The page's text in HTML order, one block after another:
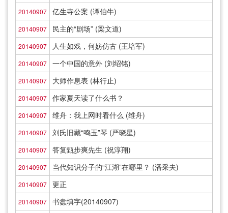
20140907 亿生寺公案 (谭伯牛)
20140907 民主的“剧场” (梁文道)
20140907 人生如戏，何妨仿古 (王培军)
20140907 一个中国的意外 (刘绍铭)
20140907 大师作息表 (林行止)
20140907 作家夏天读了什么书？
20140907 维舟：我上网时看什么 (维舟)
20140907 刘氏旧藏“鸣玉”琴 (严晓星)
20140907 答复甄步爽先生 (祝淳翔)
20140907 当代知识分子的“江湖”在哪里？ (潘采夫)
20140907 更正
20140907 书蠹填字(20140907)